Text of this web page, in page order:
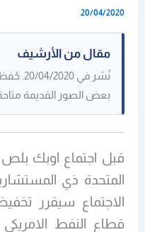
20/04/2020
مقال من الأرشيف
نُشر
بعض الصور القديمة
قبل اجتماع اوبك
المتحدة ذي
الاجتماع سيقرر
قطاع النفط